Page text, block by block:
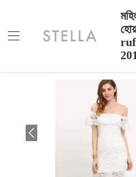
বাড়ি> >মহিলা পার্টি জন্য হোয়াইট লেইস Ruffle
মহিলা পার্টি জন্য হোয়াইট